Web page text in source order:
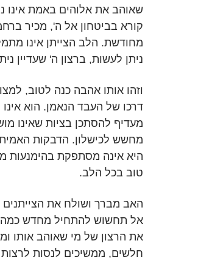
שאוהב את אלוהים באמת אינו
קורא בביטחון אל ה', מכיר
מחודשת. הלב הצייתן אינו
ניתן לעשות, ברצון ה' שעדיין
וזהו אותו אהבה כנה לטוב,
דרכו של העבד הנאמן. הוא
מעדיף להסתכן בציות שאינו
מחשש לכישלון. הדבקות
היא אינה מסתפקת
טוב בכל הלב.
האב מברך ושולח את הצייתנים
אל תחשוש להתחיל מחדש כמה
את הרצון של מי שאוהב אותו
חלשים, ממשיכים לנסות לרצות